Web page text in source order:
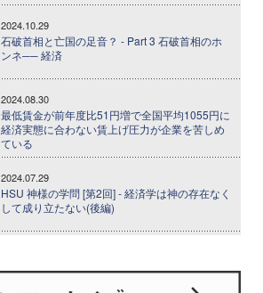
2024.10.29
石破首相と亡国の足音？ - Part 3 石破首相のホ
ンネ── 経済
2024.08.30
最低賃金が前年度比51円増で全国平均1055円に
経済実態に合わない賃上げ圧力が企業を苦しめ
ている
2024.07.29
HSU 神様の学問 [第2回] - 経済学は神の存在なく
して成り立たない(後編)